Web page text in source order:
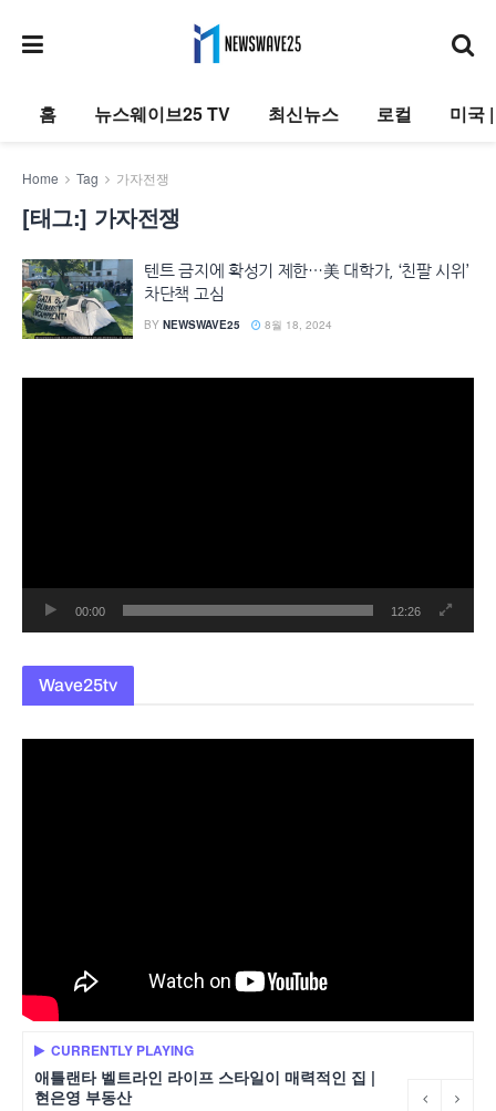
홈 뉴스웨이브25 TV 최신뉴스 로컬 미국
Home Tag 가자전쟁
[태그:] 가자전쟁
텐트 금지에 확성기 제한…美 대학가, ‘친팔 시위’
차단책 고심
BY NEWSWAVE25 8월 18, 2024
00:00 12:26
Wave25tv
CURRENTLY PLAYING
애틀랜타 벨트라인 라이프 스타일이 매력적인 집 |
현은영 부동산